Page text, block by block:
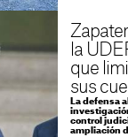
la
que
sus
La defensa
control
ampliación